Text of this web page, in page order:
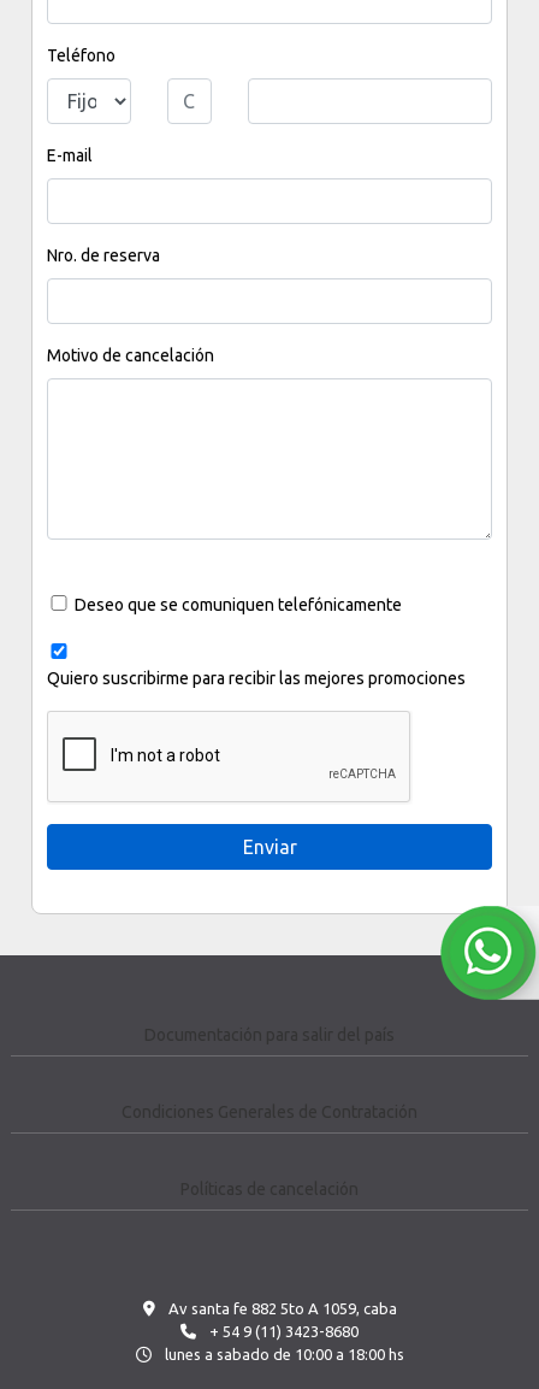
Teléfono
E-mail
Nro. de reserva
Motivo de cancelación
Deseo que se comuniquen telefónicamente
Quiero suscribirme para recibir las mejores promociones
Documentación para salir del país
Condiciones Generales de Contratación
Políticas de cancelación
Av santa fe 882 5to A 1059, caba
+ 54 9 (11) 3423-8680
lunes a sabado de 10:00 a 18:00 hs